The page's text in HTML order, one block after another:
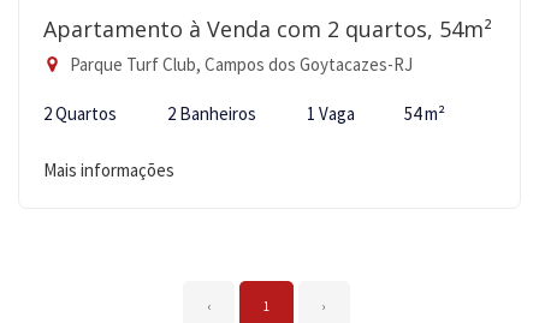
Apartamento à Venda com 2 quartos, 54m²
Parque Turf Club, Campos dos Goytacazes-RJ
2 Quartos 2 Banheiros 1 Vaga 54 m²
Mais informações
‹ 1 ›